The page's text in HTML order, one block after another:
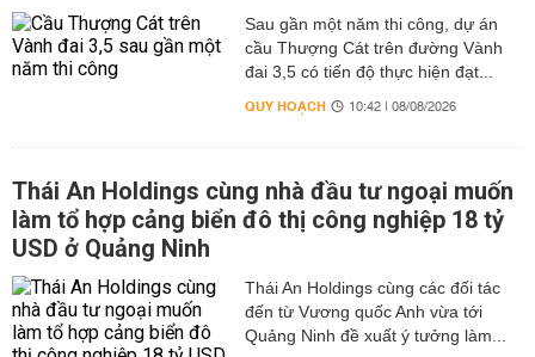
Sau gần một năm thi công, dự án
cầu Thượng Cát trên đường Vành
đai 3,5 có tiến độ thực hiện đạt...
QUY HOẠCH 10:42 | 08/08/2026
Thái An Holdings cùng nhà đầu tư ngoại muốn
làm tổ hợp cảng biển đô thị công nghiệp 18 tỷ
USD ở Quảng Ninh
Thái An Holdings cùng các đối tác
đến từ Vương quốc Anh vừa tới
Quảng Ninh đề xuất ý tưởng làm...